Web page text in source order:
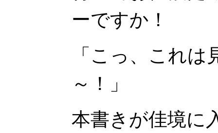
ーですか！
「こっ、これ
～！」
本書きが佳境に